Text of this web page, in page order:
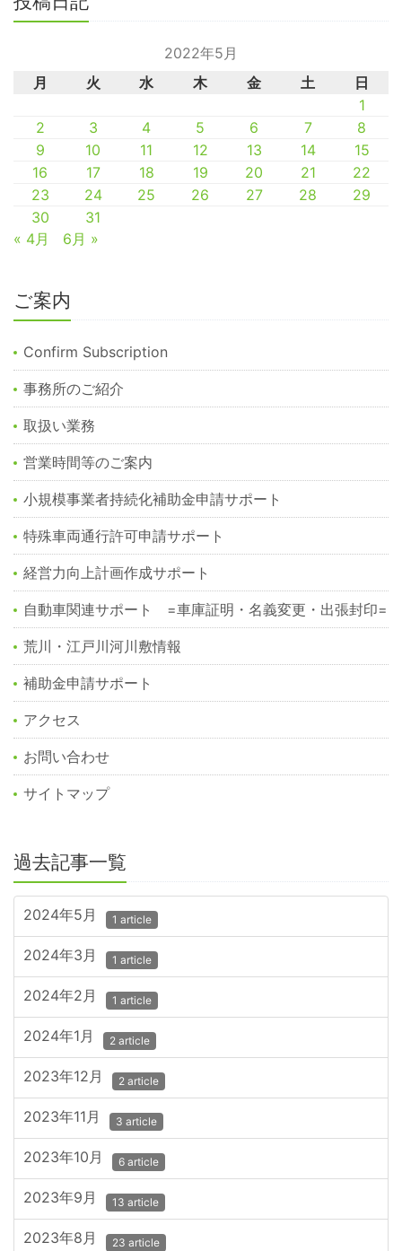
2022年5月
月
火 水 木 金 土
日
1
2
3 4 5 6 7
8
9
10 11 12 13 14
15
16
17 18 19 20 21
22
23
24 25 26 27 28
29
30
31
« 4月
6月 »
ご案内
Confirm Subscription
事務所のご紹介
取扱い業務
営業時間等のご案内
小規模事業者持続化補助金申請サポート
特殊車両通行許可申請サポート
経営力向上計画作成サポート
自動車関連サポート =車庫証明・名義変更・出張封印=
荒川・江戸川河川敷情報
補助金申請サポート
アクセス
お問い合わせ
サイトマップ
過去記事一覧
2024年5月 1 article
2024年3月 1 article
2024年2月 1 article
2024年1月 2 article
2023年12月 2 article
2023年11月 3 article
2023年10月 6 article
2023年9月 13 article
2023年8月 23 article